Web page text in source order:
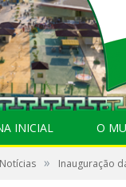
INICIAL O
Notícias » Inauguração